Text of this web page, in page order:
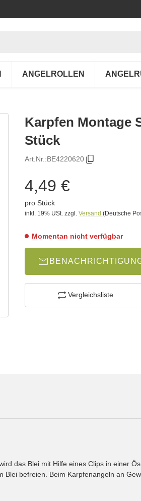
ANGELROLLEN
Karpfen Montage
Stück
Art.Nr.:BE4220620
4,49 €
pro Stück
inkl. 19% USt. zzgl. Versand (Deutsche
Momentan nicht verfügbar
Vergleichsliste
das Blei mit Hilfe eines Clips in einer
befreien. Beim Karpfenangeln an